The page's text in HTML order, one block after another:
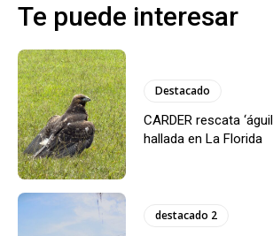
Te puede interesar
Destacado
CARDER rescata
hallada en La Florida
destacado 2